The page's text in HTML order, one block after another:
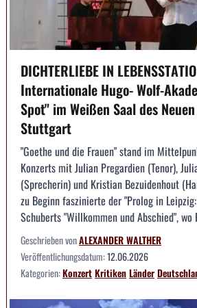
DICHTERLIEBE IN
Internationale Hugo- Wolf-
Spot" im Weißen Saal des
Stuttgart
"Goethe und die Frauen" stand im
Konzerts mit Julian Pregardien (Tenor),
(Sprecherin) und Kristian Bezuidenhout
zu Beginn faszinierte der "Prolog in
Schuberts "Willkommen und Abschied", wo
Geschrieben vonALEXANDER WALTHER
Veröffentlichungsdatum:12.06.2026
Kategorien:KonzertKritikenLänder